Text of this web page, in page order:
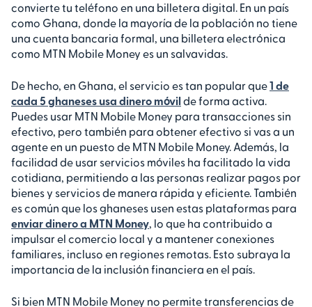
convierte tu teléfono en una billetera digital. En un país
como Ghana, donde la mayoría de la población no tiene
una cuenta bancaria formal, una billetera electrónica
como MTN Mobile Money es un salvavidas.
De hecho, en Ghana, el servicio es tan popular que1 de
cada 5 ghaneses usa dinero móvilde forma activa.
Puedes usar MTN Mobile Money para transacciones sin
efectivo, pero también para obtener efectivo si vas a un
agente en un puesto de MTN Mobile Money. Además, la
facilidad de usar servicios móviles ha facilitado la vida
cotidiana, permitiendo a las personas realizar pagos por
bienes y servicios de manera rápida y eficiente. También
es común que los ghaneses usen estas plataformas para
enviar dinero a MTN Money, lo que ha contribuido a
impulsar el comercio local y a mantener conexiones
familiares, incluso en regiones remotas. Esto subraya la
importancia de la inclusión financiera en el país.
Si bien MTN Mobile Money no permite transferencias de